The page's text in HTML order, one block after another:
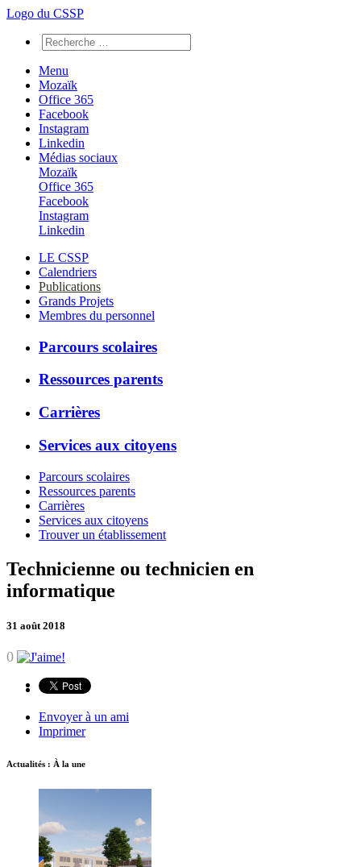
Logo du CSSP
Menu
Mozaïk
Office 365
Facebook
Instagram
Linkedin
Médias sociaux
Mozaïk
Office 365
Facebook
Instagram
Linkedin
LE CSSP
Calendriers
Publications
Grands Projets
Membres du personnel
Parcours scolaires
Ressources parents
Carrières
Services aux citoyens
Parcours scolaires
Ressources parents
Carrières
Services aux citoyens
Trouver un établissement
Technicienne ou technicien en
informatique
31 août 2018
0
Envoyer à un ami
Imprimer
Actualités : À la une